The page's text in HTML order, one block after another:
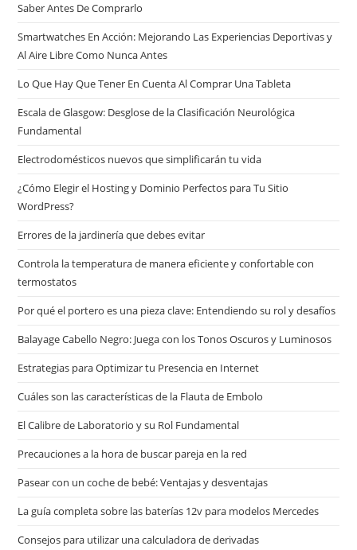
Saber Antes De Comprarlo
Smartwatches En Acción: Mejorando Las Experiencias Deportivas y
Al Aire Libre Como Nunca Antes
Lo Que Hay Que Tener En Cuenta Al Comprar Una Tableta
Escala de Glasgow: Desglose de la Clasificación Neurológica
Fundamental
Electrodomésticos nuevos que simplificarán tu vida
¿Cómo Elegir el Hosting y Dominio Perfectos para Tu Sitio
WordPress?
Errores de la jardinería que debes evitar
Controla la temperatura de manera eficiente y confortable con
termostatos
Por qué el portero es una pieza clave: Entendiendo su rol y desafíos
Balayage Cabello Negro: Juega con los Tonos Oscuros y Luminosos
Estrategias para Optimizar tu Presencia en Internet
Cuáles son las características de la Flauta de Embolo
El Calibre de Laboratorio y su Rol Fundamental
Precauciones a la hora de buscar pareja en la red
Pasear con un coche de bebé: Ventajas y desventajas
La guía completa sobre las baterías 12v para modelos Mercedes
Consejos para utilizar una calculadora de derivadas